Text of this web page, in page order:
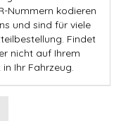
Nummern kodieren
und sind für viele
Findet
nicht auf Ihrem
Ihr Fahrzeug.